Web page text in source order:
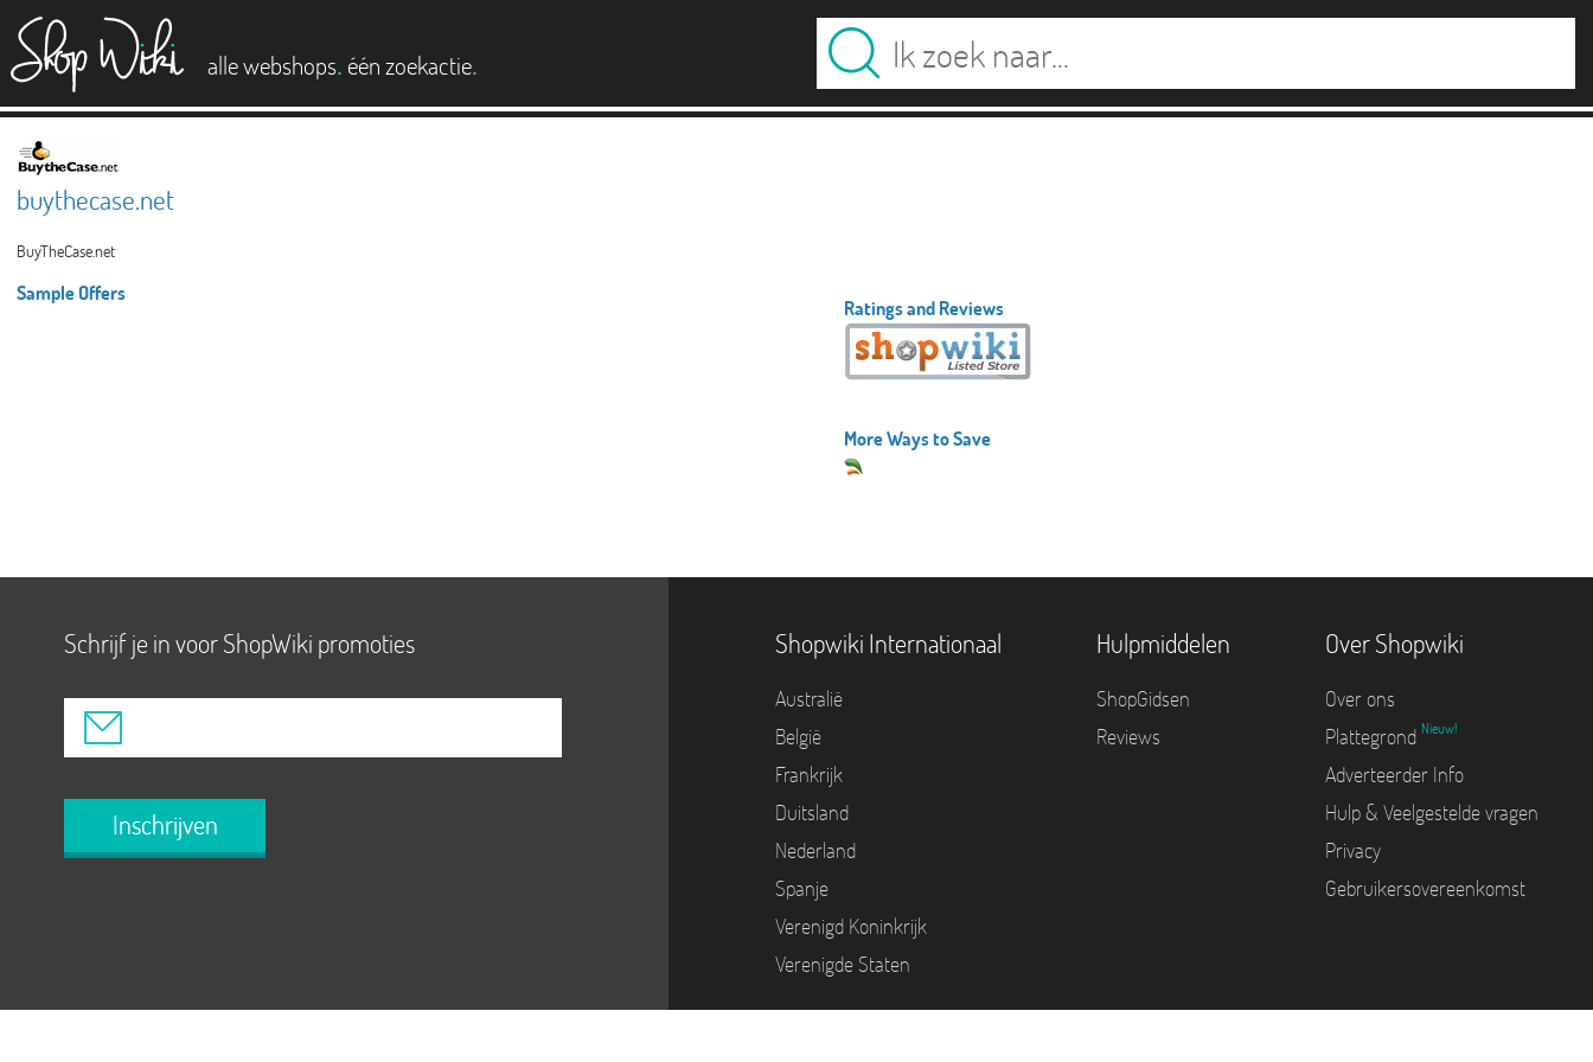
alle webshops. één zoekactie.
buythecase.net
BuyTheCase.net
Sample Offers
Ratings and Reviews
More Ways to Save
Schrijf je in voor ShopWiki promoties
Inschrijven
Shopwiki Internationaal
Australië
België
Frankrijk
Duitsland
Nederland
Spanje
Verenigd Koninkrijk
Verenigde Staten
Hulpmiddelen
ShopGidsen
Reviews
Over Shopwiki
Over ons
Plattegrond Nieuw!
Adverteerder Info
Hulp & Veelgestelde vragen
Privacy
Gebruikersovereenkomst